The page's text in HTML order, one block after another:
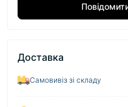
Доставка
Самовивіз зі складу